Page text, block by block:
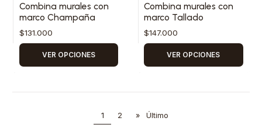
Combina murales con
marco Champaña
$131.000
VER OPCIONES
Combina murales con
marco Tallado
$147.000
VER OPCIONES
1 2 » Último